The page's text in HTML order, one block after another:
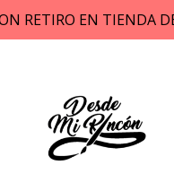
RETIRO EN TIENDA